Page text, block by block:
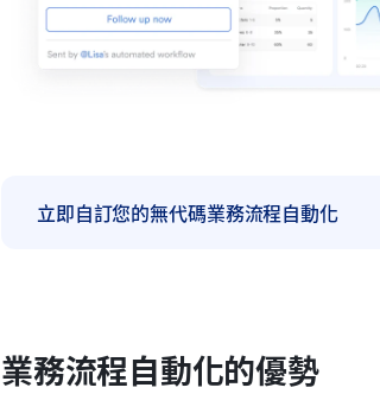
立即自訂您的無代碼業務流程自動化
業務流程自動化的優勢